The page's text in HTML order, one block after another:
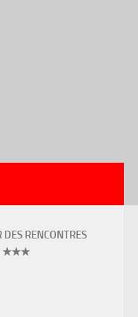
DES RENCONTRES
★★★